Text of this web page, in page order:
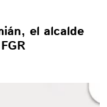
el alcalde